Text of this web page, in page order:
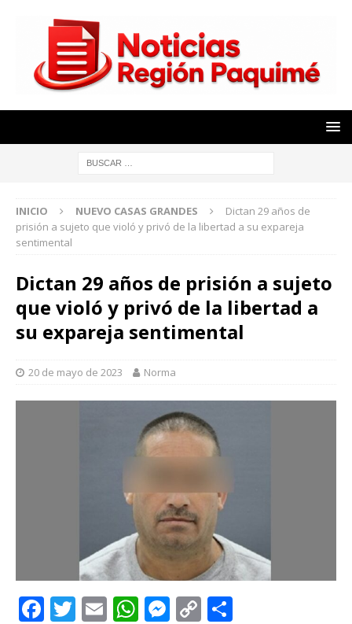
INICIO NUEVO CASAS GRANDES
Dictan 29 años de
prisión a sujeto que violó y privó de la libertad a su expareja
sentimental
Dictan 29 años de prisión a sujeto
que violó y privó de la libertad a
su expareja sentimental
20 de mayo de 2023 Norma
F T E W M C